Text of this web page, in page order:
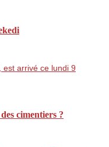
est arrivé ce lundi 9
cimentiers ?